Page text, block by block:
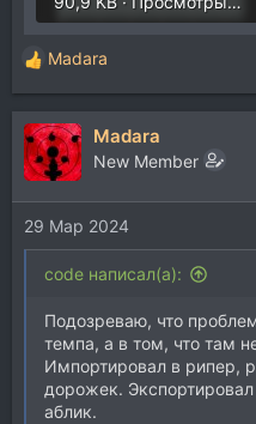
Р
е
а
к
ц
и
и
:
Madara
Madara
New Member
29 Мар 2024
code написал(а):
Подозреваю, что
темпа, а в том, что там
Импортировал в рипер,
дорожек.
аблик.